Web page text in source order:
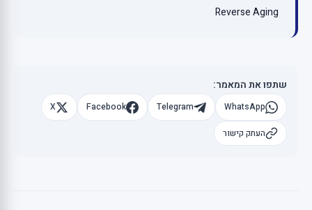
Reverse Aging
שתפו את המאמר:
WhatsApp
Telegram
Facebook
X
העתק קישור